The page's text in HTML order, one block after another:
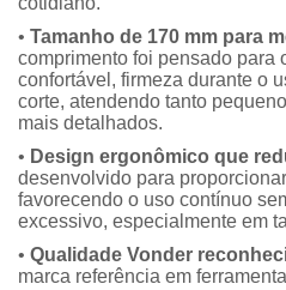
• Tamanho de 170 mm para
comprimento foi pensado para
confortável, firmeza durante o
corte, atendendo tanto
mais detalhados.
• Design ergonômico que
desenvolvido para
favorecendo o uso contínuo
excessivo, especialmente em
• Qualidade Vonder
marca referência em